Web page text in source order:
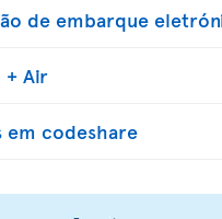
de embarque
+ Air
em codeshare